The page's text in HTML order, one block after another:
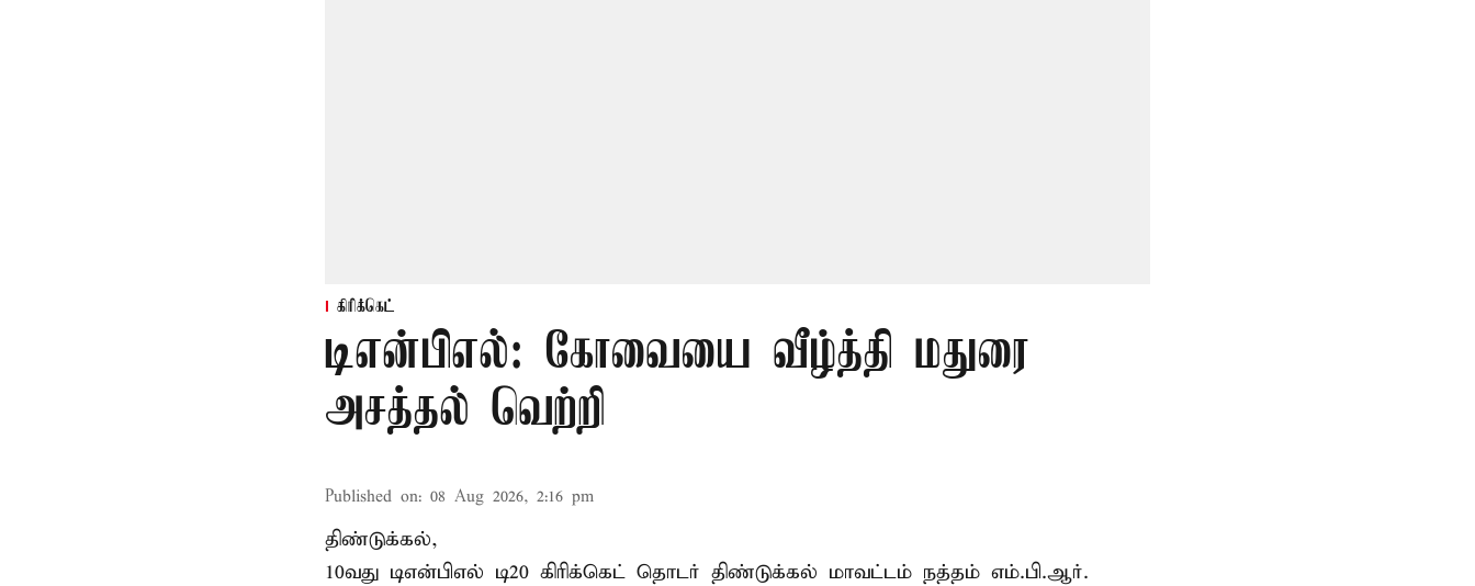
கிரிக்கெட்
டிஎன்பிஎல்: கோவையை வீழ்த்தி மதுரை
அசத்தல் வெற்றி
Published on: 08 Aug 2026, 2:16 pm
திண்டுக்கல்,
10வது டிஎன்பிஎல் டி20 கிரிக்கெட் தொடர் திண்டுக்கல் மாவட்டம் நத்தம் எம்.பி.ஆர்.